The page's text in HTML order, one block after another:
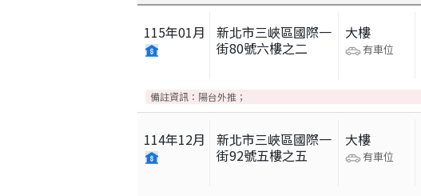
115年01月
新北市三峽區國際一
街80號六樓之二
大樓
有車位
備註資訊： 陽台外推；
114年12月
新北市三峽區國際一
街92號五樓之五
大樓
有車位